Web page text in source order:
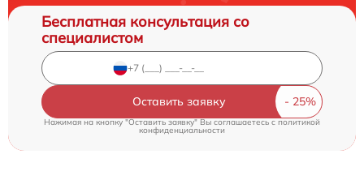
Бесплатная консультация со
специалистом
Оставить заявку
Нажимая на кнопку "Оставить заявку" Вы соглашаетесь cполитикой
конфиденциальности